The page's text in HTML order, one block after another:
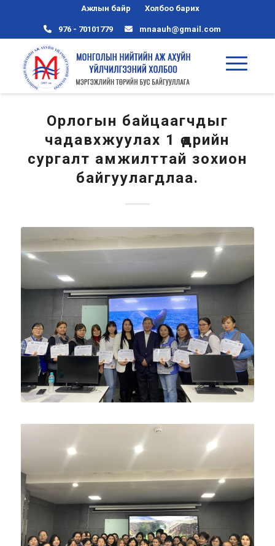
Ажлын байр Холбоо барих
976 - 70101779 mnaauh@gmail.com
Орлогын байцаагчдыг
чадавхжуулах 1 өдрийн
сургалт амжилттай зохион
байгуулагдлаа.